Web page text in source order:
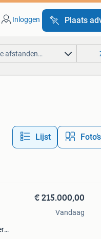
Inloggen Plaats
afstanden…
Lijst Foto’s
€ 215.000,00
Vandaag